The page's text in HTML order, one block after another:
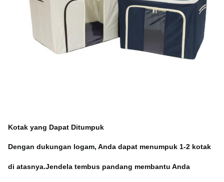
Kotak yang Dapat Ditumpuk
Dengan dukungan logam, Anda dapat menumpuk 1-2 kotak
di atasnya.Jendela tembus pandang membantu Anda